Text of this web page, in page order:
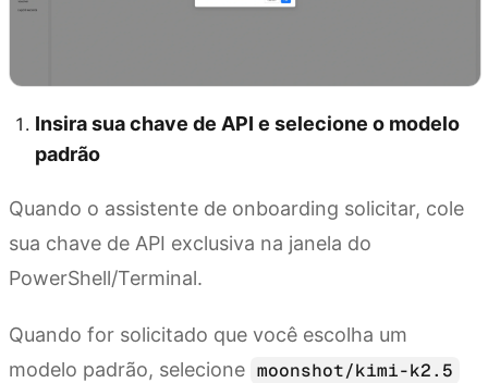
Insira sua chave de API e selecione o modelo
padrão
Quando o assistente de onboarding solicitar, cole
sua chave de API exclusiva na janela do
PowerShell/Terminal.
Quando for solicitado que você escolha um
modelo padrão, selecione moonshot/kimi-k2.5